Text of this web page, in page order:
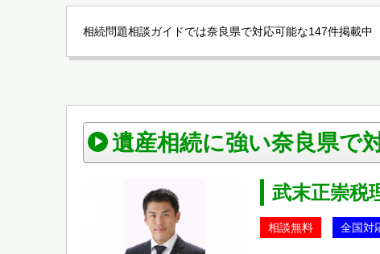
相続問題相談ガイドでは奈良県で対応可能な147件掲載中
遺産相続に強い奈良県で
武末正崇税
相談無料 全国対